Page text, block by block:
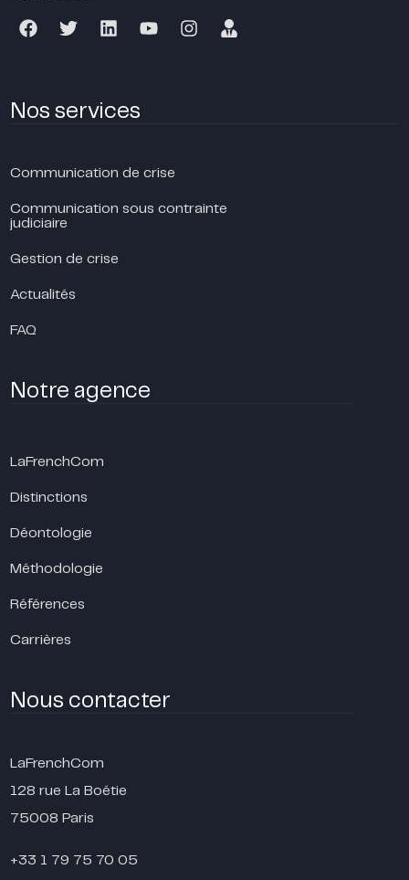
Nos services
Communication de crise
Communication sous contrainte
judiciaire
Gestion de crise
Actualités
FAQ
Notre agence
LaFrenchCom
Distinctions
Déontologie
Méthodologie
Références
Carrières
Nous contacter
LaFrenchCom
128 rue La Boétie
75008 Paris
+33 1 79 75 70 05